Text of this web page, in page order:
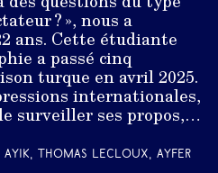
? », nous a
ans. Cette étudiante
a passé cinq
turque en avril 2025.
internationales,
surveiller ses propos,…
Ayik, Thomas Lecloux, Ayfer